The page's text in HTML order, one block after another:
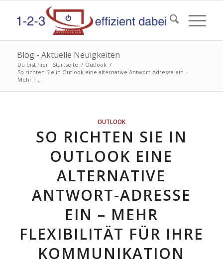
Blog - Aktuelle Neuigkeiten
Du bist hier: Startseite / Outlook /
So richten Sie in Outlook eine alternative Antwort-Adresse ein –
Mehr F...
OUTLOOK
SO RICHTEN SIE IN
OUTLOOK EINE
ALTERNATIVE
ANTWORT-ADRESSE
EIN – MEHR
FLEXIBILITÄT FÜR IHRE
KOMMUNIKATION